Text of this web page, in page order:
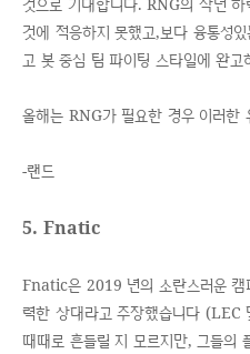
것에 적응하지 못했고,보다 융통성
고 봇 중심 팀 파이팅 스타일에 완
올해는 RNG가 필요한 경우 이러한
-랜드
5. Fnatic
Fnatic은 2019 년의 소란스러운
력한 상대라고 주장했습니다 (LEC
때때로 흔들릴 지 모르지만, 그들의